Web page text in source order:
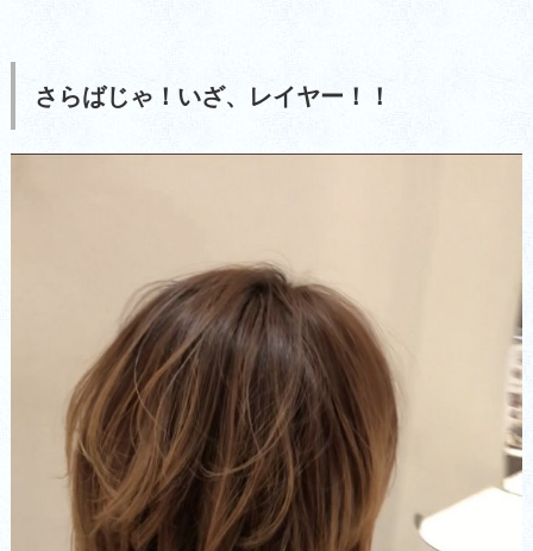
さらばじゃ！いざ、レイヤー！！